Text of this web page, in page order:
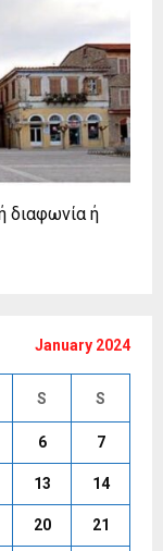
διαφωνία ή
January 2024
S S
6 7
13 14
20 21